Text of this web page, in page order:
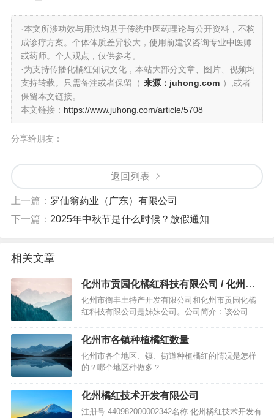
·本文所涉功效与用法均基于传统中医药理论与公开资料，不构
成诊疗方案。个体体质差异较大，使用前建议咨询专业中医师
或药师。个人观点，仅供参考。
·为支持传播化橘红知识文化，本站大部分文章、图片、视频均
支持转载。只需备注或者保留（ 来源：juhong.com ）,或者
保留本文链接。
本文链接： https://www.juhong.com/article/5708
分享给朋友：
返回列表
上一篇： 罗仙翁药业（广东）有限公司
下一篇： 2025年中秋节是什么时候？放假通知
相关文章
化州市贡园化橘红科技有限公司 / 化州市
衡丰土特产开发有限公司
化州市衡丰土特产开发有限公司和化州市贡园化橘
红科技有限公司是姊妹公司。公司简介：该公司在
市部。该公司从其成立时的大阵仗可以看出资本实
力雄厚。该公司是综合性的土特产公司，除了经营
化州橘红，还涉及到其他的特产，水果之类的食
品。该公司具有良好的创新能力，旗下具有…
化州市各镇种植橘红数量
化州市各个地区、镇、街道种植橘红的情况是怎样
的？哪个地区种做多？…
化州橘红技术开发有限公司
注册号 440982000002342名称 化州橘红技术开发有